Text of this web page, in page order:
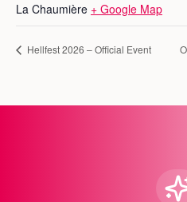
La Chaumière + Google Map
Hellfest 2026 – Official Event